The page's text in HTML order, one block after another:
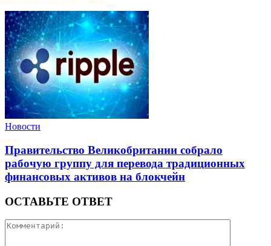
Новости
Правительство Великобритании собрало
рабочую группу для перевода традиционных
финансовых активов на блокчейн
ОСТАВЬТЕ ОТВЕТ